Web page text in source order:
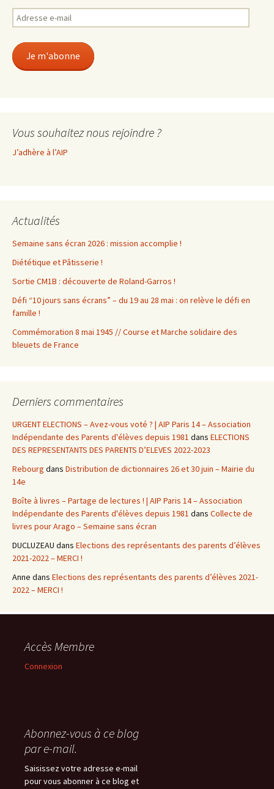
Adresse
e-
Je m'abonne
Vous souhaitez nous rejoindre ?
J’adhère à l’AIP
Actualités
Semaine sans écran 2026 : mission accomplie !
Diététique et Pâtisserie !
Sortie CM1B : découverte de Roland-Garros !
Défi “10 jours sans écrans” – du 19 au 28 mai : on relève le défi en
famille !
Commémoration 8 mai 1945 // Course et Marche solidaire des
bleuets de France
Derniers commentaires
URGENT ELECTIONS – Avez-vous voté ? | AIP Paris 14 – Association
Indépendante des Parents d'élèves depuis 1981 dans ELECTIONS
DES REPRESENTANTS DES PARENTS D’ELEVES 2022-2023
Rebourg dans Distribution de dictionnaires 26 et 30 juin – Mairie du
14e
Boîte à livres – Partage de lectures ! | AIP Paris 14 – Association
Indépendante des Parents d'élèves depuis 1981 dans Collecte de
livres pour Arago – Semaine sans écran
DUCLUZEAU dans Elections des représentants des parents d’élèves
2021-2022 – MERCI !
Anne dans Elections des représentants des parents d’élèves 2021-
2022 – MERCI !
Accès Membre
Connexion
Abonnez-vous à ce blog
par e-mail.
Saisissez votre adresse e-mail
pour vous abonner à ce blog et